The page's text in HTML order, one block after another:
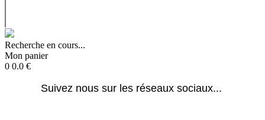
Recherche en cours...
Mon panier
0 0.0 €
Suivez nous sur les réseaux sociaux...